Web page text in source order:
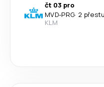
čt 03 pro
MVD-PRG· 2
KLM